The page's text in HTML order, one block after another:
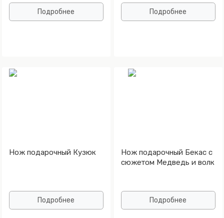
Подробнее Подробнее
Нож подарочный Кузюк
Подробнее
Нож подарочный Бекас с
сюжетом Медведь и волк
Подробнее